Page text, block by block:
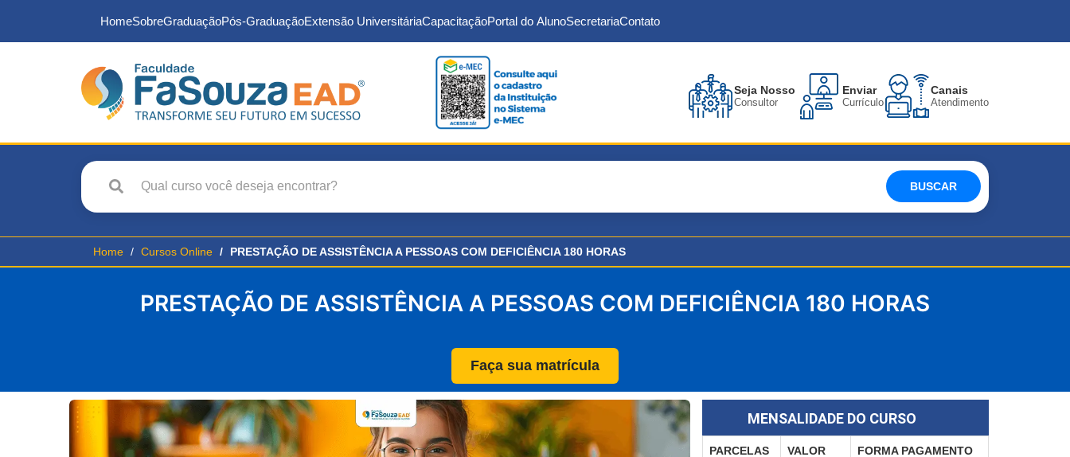
HomeSobreGraduaçãoPós-GraduaçãoExtensão UniversitáriaCapacitaçãoPortal do AlunoSecretariaContato
Seja Nosso
Consultor
Enviar
Currículo
Canais
Atendimento
BUSCAR
Home Cursos Online PRESTAÇÃO DE ASSISTÊNCIA A PESSOAS COM DEFICIÊNCIA 180 HORAS
PRESTAÇÃO DE ASSISTÊNCIA A PESSOAS COM DEFICIÊNCIA 180 HORAS
Faça sua matrícula
MENSALIDADE DO CURSO
PARCELAS VALOR FORMA PAGAMENTO